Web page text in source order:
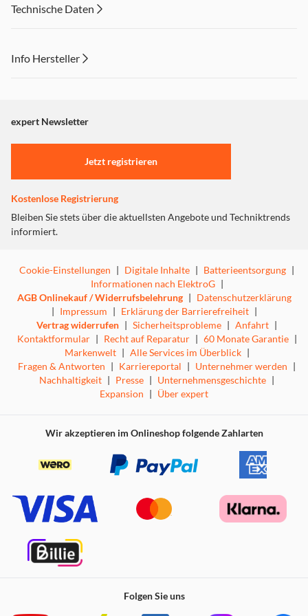
Technische Daten
Info Hersteller
"Marketing".
Einstellungen anpassen
expert Newsletter
Jetzt registrieren
Kostenlose Registrierung
Bleiben Sie stets über die aktuellsten Angebote und Techniktrends
informiert.
Cookie-Einstellungen | Digitale Inhalte | Batterieentsorgung |
Informationen nach ElektroG |
AGB Onlinekauf / Widerrufsbelehrung | Datenschutzerklärung
| Impressum | Erklärung der Barrierefreiheit |
Vertrag widerrufen | Sicherheitsprobleme | Anfahrt |
Kontaktformular | Recht auf Reparatur | 60 Monate Garantie |
Markenwelt | Alle Services im Überblick |
Fragen & Antworten | Karriereportal | Unternehmer werden |
Nachhaltigkeit | Presse | Unternehmensgeschichte |
Expansion | Über expert
Wir akzeptieren im Onlineshop folgende Zahlarten
Folgen Sie uns